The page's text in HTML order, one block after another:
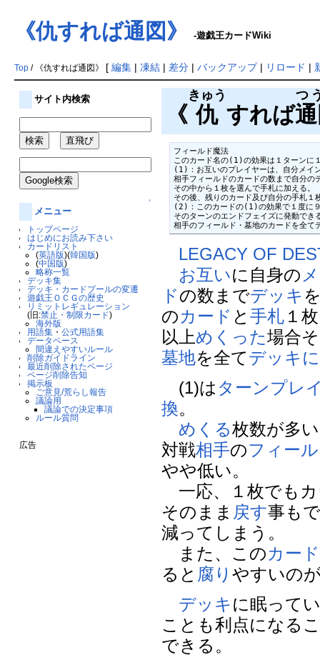
《仇すれば通図》 -遊戯王カードWiki
Top/ 《仇すれば通図》 [ 編集| 凍結| 差分| バックアップ| リロード |
サイト内検索
↑
メニュー
トップページ
はじめにお読み下さい
カードリスト
(英語版)(韓国版)
(中国版)
略称一覧
デッキ集
デッキ・カードプールの変遷
遊戯王ＯＣＧの歴史
リミットレギュレーション
(旧:禁止・制限カード)
海外版
用語集 ・公式用語集
データベース
間違えやすいルール
削除ガイドライン
最近削除されたページ
ページ削除告知
掲示板
ご意見/荒らし報告
議論用
議論での決定事項
ルール質問
広告
《 仇
きゅう
すれば
つ
フィールド魔法
このカード名の(1)の効果は１ターンに
(1)：お互いのプレイヤーは、自分メイ
相手フィールドのカードの数まで自分の
その中から１枚を選んで手札に加える。
その後、残りのカード及び自分の手札１
(2)：このカードの(1)の効果で１度に
そのターンのエンドフェイズに発動でき
相手のフィールド・墓地のカードを全て
LEGACY OF
お互いに自身の
ドの数までデッキ
のカード と手札 １
以上めくった場合
墓地を全てデッキ
(1)は ターンプレ
換。
めくる枚数が多
対戦相手のフィー
やや低い。
一応、１枚でも
そのまま 戻す事も
減ってしまう。
また、このカード
ると 腐りやすいの
デッキ に眠って
ことも利点になる
できる。